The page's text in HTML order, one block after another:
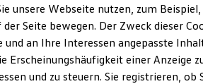
unsere Webseite nutzen, zum
Seite bewegen. Der Zweck dieser
an Ihre Interessen angepasste
Erscheinungshäufigkeit einer Anzeige
und zu steuern. Sie registrieren, ob